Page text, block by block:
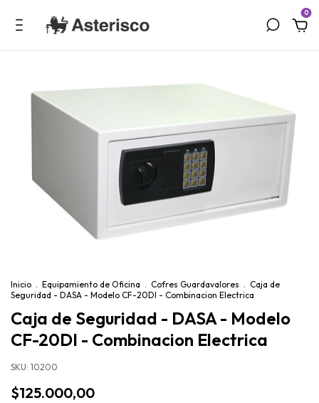
0
Inicio . Equipamiento de Oficina . Cofres Guardavalores . Caja de
Seguridad - DASA - Modelo CF-20DI - Combinacion Electrica
Caja de Seguridad - DASA - Modelo
CF-20DI - Combinacion Electrica
SKU: 10200
$125.000,00